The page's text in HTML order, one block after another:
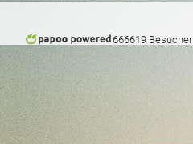
666619 Besucher